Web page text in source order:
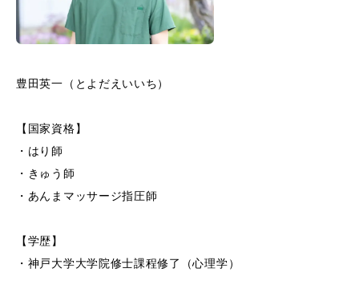
豊田英一（とよだえいいち）
【国家資格】
・はり師
・きゅう師
・あんまマッサージ指圧師
【学歴】
・神戸大学大学院修士課程修了（心理学）